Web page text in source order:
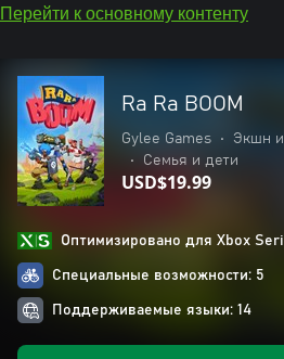
Перейти к основному контенту
Ra Ra BOOM
Gylee Games • Экшн
•
Семья и дети
USD$19.99
Оптимизировано для Xbox
Специальные возможности: 5
Поддерживаемые языки: 14